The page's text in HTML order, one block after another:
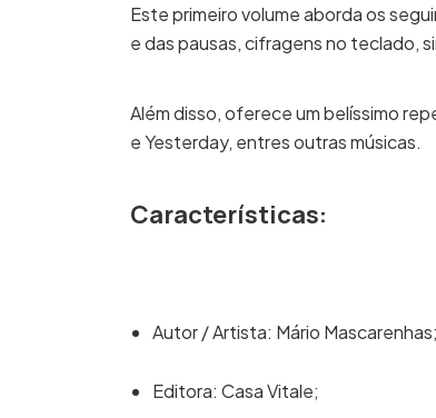
Este primeiro volume aborda os
e das pausas, cifragens no teclado,
Além disso, oferece um belíssimo
e Yesterday, entres outras músicas.
Características:
Autor / Artista: Mário Mascarenhas;
Editora: Casa Vitale;